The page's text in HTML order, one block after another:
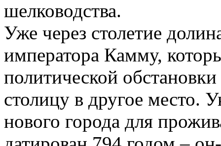
шелководства.
Уже через столетие
императора Камму,
политической
столицу в другое место.
нового города для